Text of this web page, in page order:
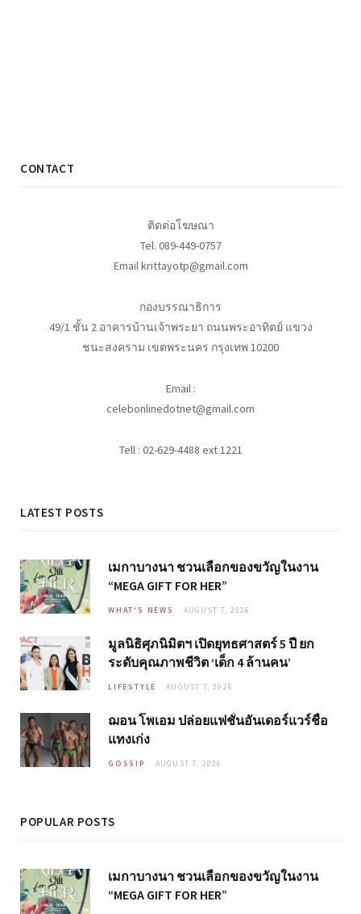
CONTACT
ติดต่อโฆษณา
Tel. 089-449-0757
Email krittayotp@gmail.com
กองบรรณาธิการ
49/1 ชั้น 2 อาคารบ้านเจ้าพระยา ถนนพระอาทิตย์ แขวง
ชนะสงคราม เขตพระนคร กรุงเทพ 10200
Email :
celebonlinedotnet@gmail.com
Tell : 02-629-4488 ext 1221
LATEST POSTS
เมกาบางนา ชวนเลือกของขวัญในงาน
“MEGA GIFT FOR HER”
WHAT'S NEWS AUGUST 7, 2026
มูลนิธิศุภนิมิตฯ เปิดยุทธศาสตร์ 5 ปี ยก
ระดับคุณภาพชีวิต ‘เด็ก 4 ล้านคน’
LIFESTYLE AUGUST 7, 2026
ฌอน โพเอม ปล่อยแฟชั่นอันเดอร์แวร์ชื่อ
แทงเก่ง
GOSSIP AUGUST 7, 2026
POPULAR POSTS
เมกาบางนา ชวนเลือกของขวัญในงาน
“MEGA GIFT FOR HER”